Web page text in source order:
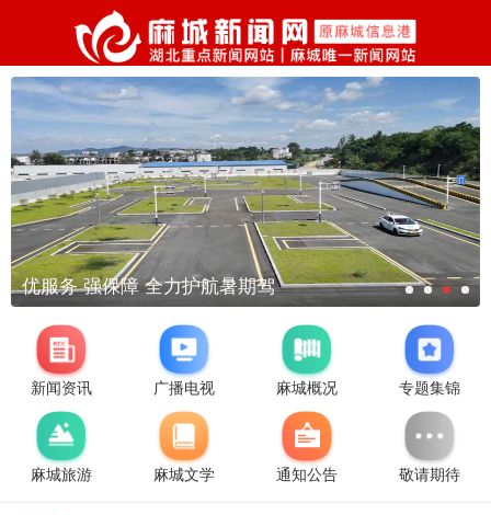
优服务 强保障 全力护航暑期驾
新闻资讯 广播电视 麻城概况 专题集锦
麻城旅游 麻城文学 通知公告 敬请期待
麻城城区开放6处清凉驿站 打造